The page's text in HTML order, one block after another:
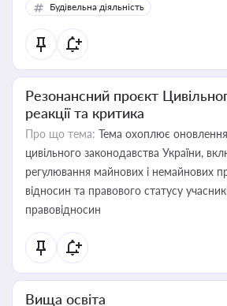
Будівельна діяльність
Резонансний проєкт
реакції та критика
Про що тема: Тема охоплює
цивільного законодавства України,
регулювання майнових і немайнових
відносин та правового статусу
правовідносин
Вища освіта